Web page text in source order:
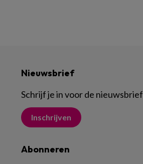
Nieuwsbrief
Schrijf je in voor de nieuwsbrief
Inschrijven
Abonneren